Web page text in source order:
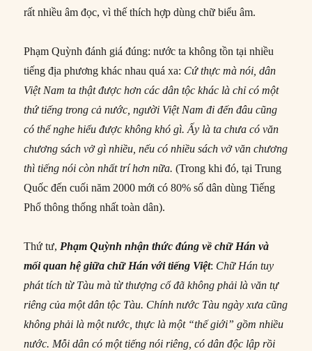
rất nhiều âm đọc, vì thế thích hợp dùng chữ biểu âm.
Phạm Quỳnh đánh giá đúng: nước ta không tồn tại nhiều
tiếng địa phương khác nhau quá xa: Cứ thực mà nói, dân
Việt Nam ta thật được hơncác dân tộc khác là chỉ có một
thứtiếng trong cảnước, người Việt Nam đi đến đâucũng
có thểnghe hiểu được không khó gì. Ấy là ta chưa có văn
chương sách vở gì nhiều, nếu có nhiều sách vở văn chương
thìtiếng nói còn nhất trí hơn nữa. (Trong khi đó, tại Trung
Quốc đến cuối năm 2000 mới có 80% số dân dùng Tiếng
Phổ thông thống nhất toàn dân).
Thứ tư,Phạm Quỳnh nhận thức đúng về chữ Hán và
mối quan hệ giữa chữ Hán vớitiếng Việt: Chữ Hán tuy
phát tích từ Tàu mà từ thượng cổ đã không phải là văn tự
riêng của mộtdân tộc Tàu. Chínhnước Tàu ngày xưacũng
không phải là mộtnước, thực là một “thế giới” gồm nhiều
nước. Mỗidân có mộttiếng nói riêng, có dân độc lập rồi